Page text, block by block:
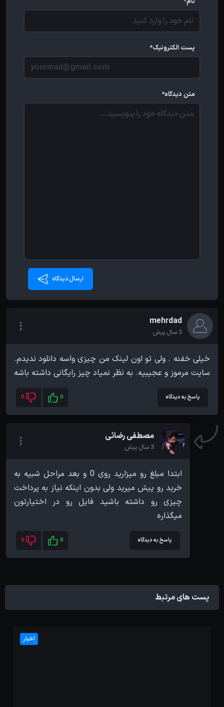
پست الکترونیک*
متن دیدگاه*
ارسال دیدگاه
mehrdad
3 سال پیش
خیلی خفنه . ولی تو اون لینک من چیزی واسه دانلود ندیدم.
سایت مرموز و عجیبیه. به نظر نمیاد چیز رایگانی داشته باشه
پاسخ به دیدگاه 0
0
مصطفی رضائی
3 سال پیش
ابتدا مبلغ رو میزارید روی 0 و بعد مراحل شبیه به
خرید رو پیش میرید ولی بدون اینکه نیاز به پرداخت
چیزی رو داشته باشید فایل رو در اختیارتون
میگذاره
پاسخ به دیدگاه 0
0
پست های مرتبط
اخبار